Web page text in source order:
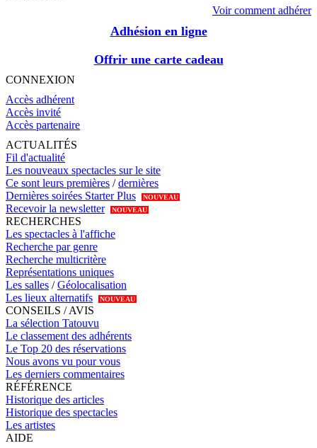
Voir comment adhérer
Adhésion en ligne
Offrir une carte cadeau
CONNEXION
Accès adhérent
Accès invité
Accès partenaire
ACTUALITÉS
Fil d'actualité
Les nouveaux spectacles sur le site
Ce sont leurs premières /dernières
Dernières soirées Starter Plus
NOUVEAU
Recevoir la newsletter NOUVEAU
RECHERCHES
Les spectacles à l'affiche
Recherche par genre
Recherche multicritère
Représentations uniques
Les salles /Géolocalisation
Les lieux alternatifs
NOUVEAU
CONSEILS / AVIS
La sélection Tatouvu
Le classement des adhérents
Le Top 20 des réservations
Nous avons vu pour vous
Les derniers commentaires
RÉFÉRENCE
Historique des articles
Historique des spectacles
Les artistes
AIDE